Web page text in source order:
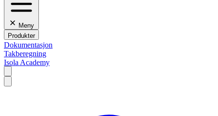
Meny
Produkter
Dokumentasjon
Takberegning
Isola Academy